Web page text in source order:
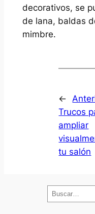
decorativos, se
de lana, baldas
mimbre.
←
Trucos
ampliar
tu salón
u